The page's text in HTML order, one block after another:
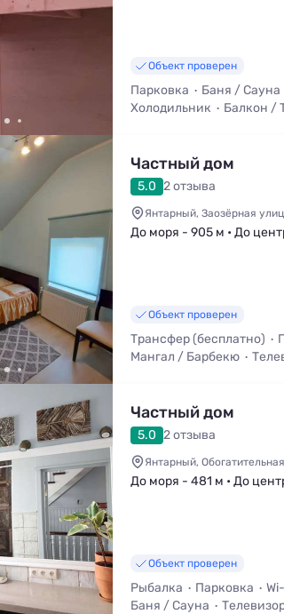
Объект проверен
Парковка Баня / Сауна
Холодильник
Балкон /
Частный дом
5.0 2 отзыва
Янтарный, Заозёрная
До моря - 905 м • До
Объект проверен
Трансфер (бесплатно)
Мангал / Барбекю
Частный дом
5.0 2 отзыва
Янтарный,
До моря - 481 м • До
Объект проверен
Рыбалка Парковка
Баня / Сауна